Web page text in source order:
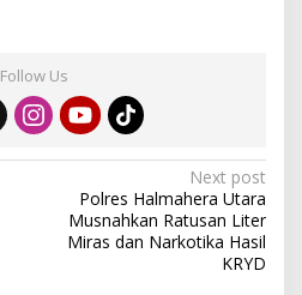
Follow Us
Next post
Polres Halmahera Utara
Musnahkan Ratusan Liter
Miras dan Narkotika Hasil
KRYD